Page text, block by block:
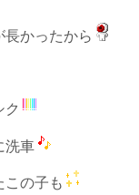
長かったから
ク
洗車
この子も